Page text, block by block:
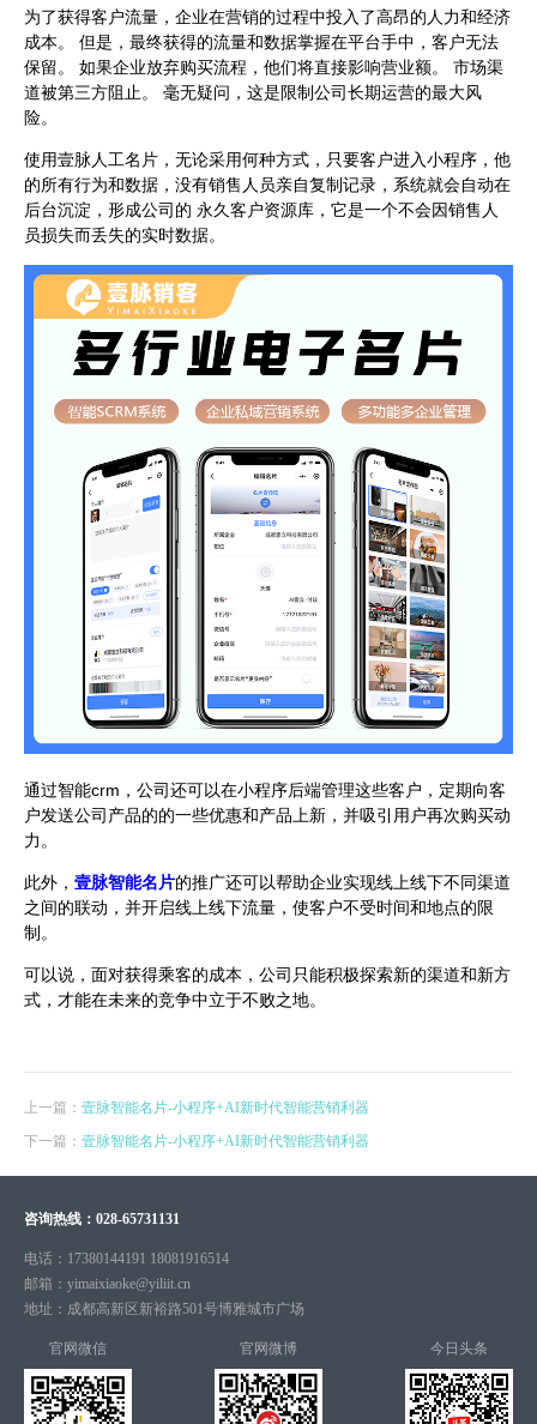
为了获得客户流量，企业在营销的过程中投入了高昂的人力和经济
成本。 但是，最终获得的流量和数据掌握在平台手中，客户无法
保留。 如果企业放弃购买流程，他们将直接影响营业额。 市场渠
道被第三方阻止。 毫无疑问，这是限制公司长期运营的最大风
险。
使用壹脉人工名片，无论采用何种方式，只要客户进入小程序，他
的所有行为和数据，没有销售人员亲自复制记录，系统就会自动在
后台沉淀，形成公司的 永久客户资源库，它是一个不会因销售人
员损失而丢失的实时数据。
通过智能crm，公司还可以在小程序后端管理这些客户，定期向客
户发送公司产品的的一些优惠和产品上新，并吸引用户再次购买动
力。
此外， 壹脉智能名片的推广还可以帮助企业实现线上线下不同渠道
之间的联动，并开启线上线下流量，使客户不受时间和地点的限
制。
可以说，面对获得乘客的成本，公司只能积极探索新的渠道和新方
式，才能在未来的竞争中立于不败之地。
上一篇： 壹脉智能名片-小程序+AI新时代智能营销利器
下一篇： 壹脉智能名片-小程序+AI新时代智能营销利器
咨询热线： 028-65731131
电话： 17380144191 18081916514
邮箱： yimaixiaoke@yiliit.cn
地址： 成都高新区新裕路501号博雅城市广场
官网微信 官网微博 今日头条